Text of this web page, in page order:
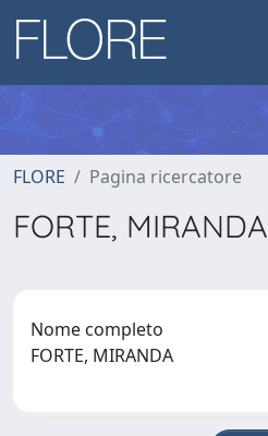
FLORE Pagina ricercatore
FORTE, MIRANDA
Nome completo
FORTE, MIRANDA